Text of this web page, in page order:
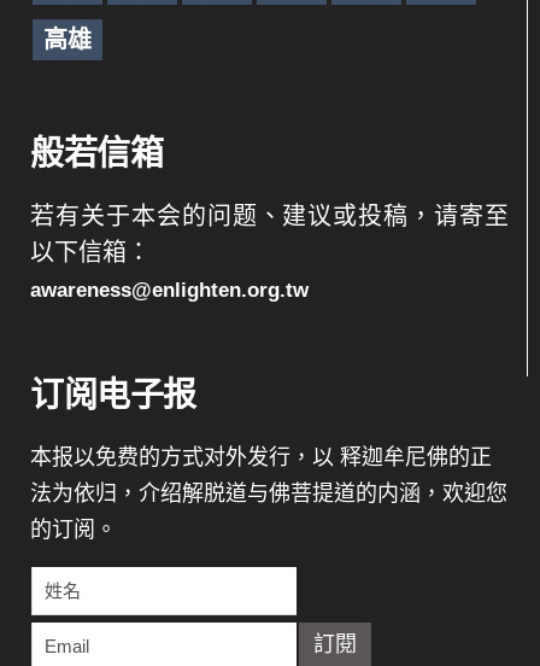
高雄
般若信箱
若有关于本会的问题、建议或投稿，请寄至
以下信箱：
awareness@enlighten.org.tw
订阅电子报
本报以免费的方式对外发行，以 释迦牟尼佛的正
法为依归，介绍解脱道与佛菩提道的内涵，欢迎您
的订阅。